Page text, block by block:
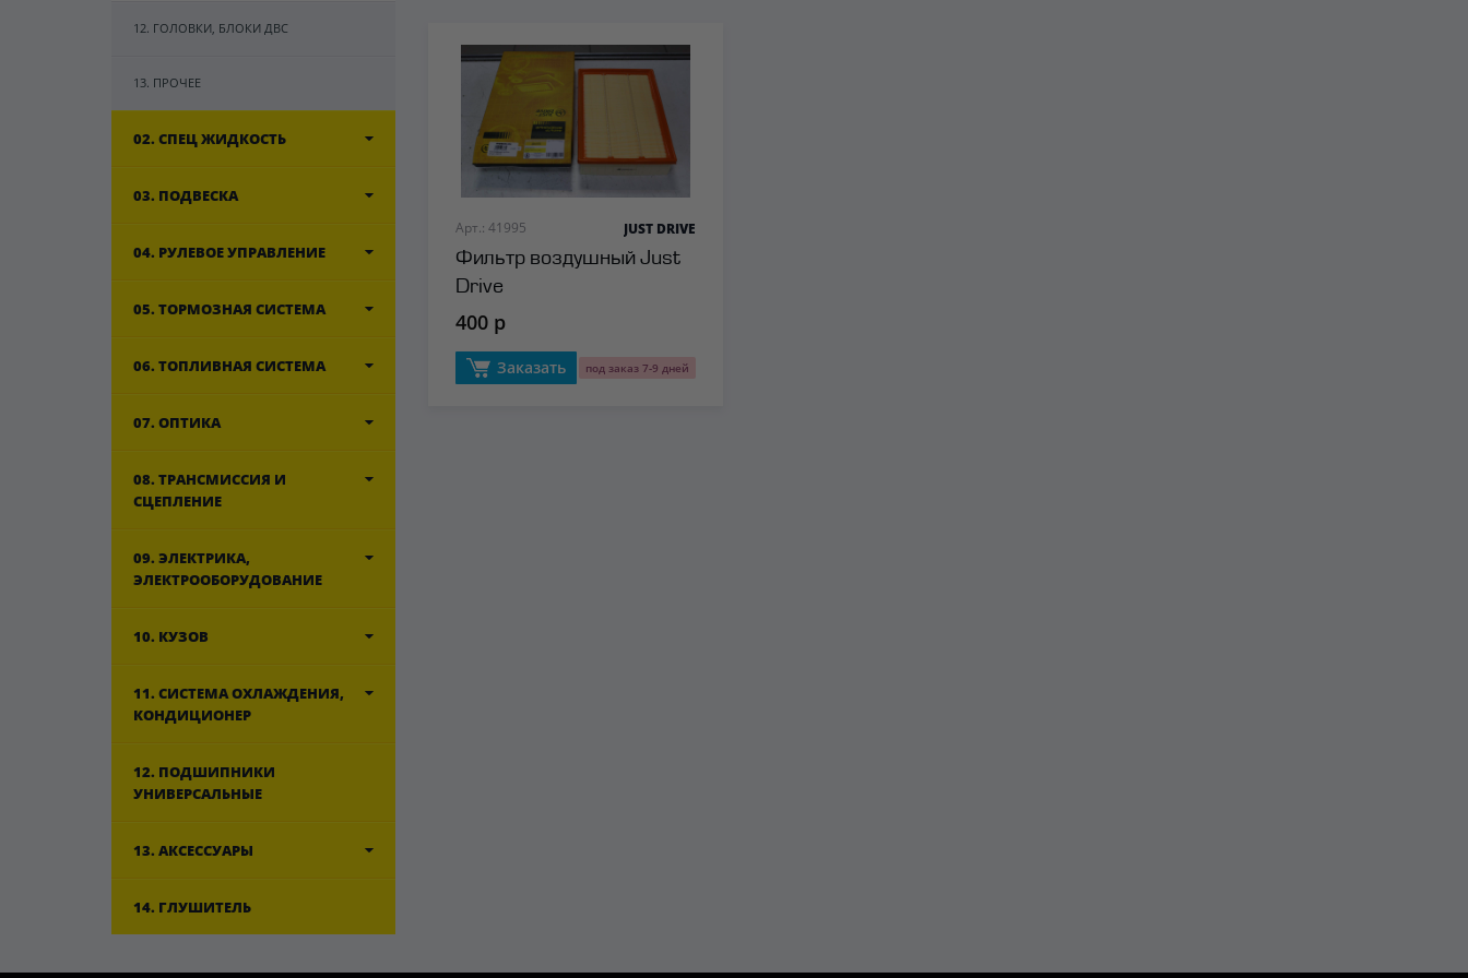
12. ГОЛОВКИ, БЛОКИ ДВС
13. ПРОЧЕЕ
02. СПЕЦ ЖИДКОСТЬ
03. ПОДВЕСКА
04. РУЛЕВОЕ УПРАВЛЕНИЕ
05. ТОРМОЗНАЯ СИСТЕМА
06. ТОПЛИВНАЯ СИСТЕМА
07. ОПТИКА
08. ТРАНСМИССИЯ И
СЦЕПЛЕНИЕ
09. ЭЛЕКТРИКА,
ЭЛЕКТРООБОРУДОВАНИЕ
10. КУЗОВ
11. СИСТЕМА ОХЛАЖДЕНИЯ,
КОНДИЦИОНЕР
12. ПОДШИПНИКИ
УНИВЕРСАЛЬНЫЕ
13. АКСЕССУАРЫ
14. ГЛУШИТЕЛЬ
Арт.: 41995
Фильтр воздушный Just
Drive
JUST DRIVE
400 р
Заказать под заказ 7-9 дней